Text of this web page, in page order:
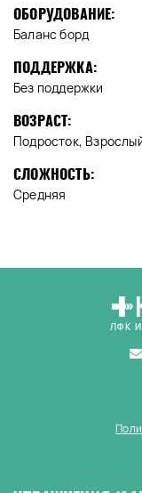
ОБОРУДОВАНИЕ:
Баланс борд
ПОДДЕРЖКА:
Без поддержки
ВОЗРАСТ:
Подросток,
СЛОЖНОСТЬ:
Средняя
ЛФК